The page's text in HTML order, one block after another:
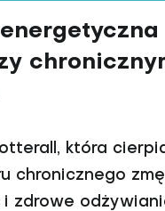
która
chronicznego
i zdrowe